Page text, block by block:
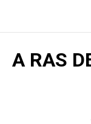
content
A RAS